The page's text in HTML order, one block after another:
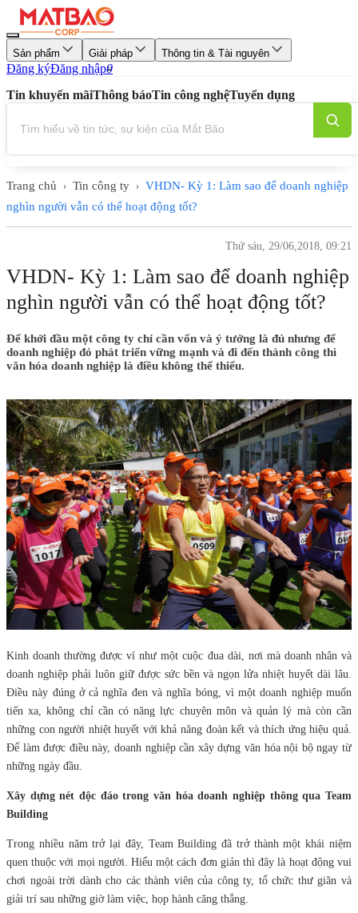
Sản phẩm Giải pháp Thông tin & Tài nguyên
Đăng kýĐăng nhập0
Tin khuyến mãiThông báoTin công nghệTuyển dụng
Trang chủ › Tin công ty › VHDN- Kỳ 1: Làm sao để doanh nghiệp
nghìn người vẫn có thể hoạt động tốt?
Thứ sáu, 29/06,2018, 09:21
VHDN- Kỳ 1: Làm sao để doanh nghiệp
nghìn người vẫn có thể hoạt động tốt?
Để khởi đầu một công ty chỉ cần vốn và ý tưởng là đủ nhưng để
doanh nghiệp đó phát triển vững mạnh và đi đến thành công thì
văn hóa doanh nghiệp là điều không thể thiếu.
Kinh doanh thường được ví như một cuộc đua dài, nơi mà doanh nhân và
doanh nghiệp phải luôn giữ được sức bền và ngọn lửa nhiệt huyết dài lâu.
Điều này đúng ở cả nghĩa đen và nghĩa bóng, vì một doanh nghiệp muốn
tiến xa, không chỉ cần có năng lực chuyên môn và quản lý mà còn cần
những con người nhiệt huyết với khả năng đoàn kết và thích ứng hiệu quả.
Để làm được điều này, doanh nghiệp cần xây dựng văn hóa nội bộ ngay từ
những ngày đầu.
Xây dựng nét độc đáo trong văn hóa doanh nghiệp thông qua Team
Building
Trong nhiều năm trở lại đây, Team Building đã trở thành một khái niệm
quen thuộc với mọi người. Hiểu một cách đơn giản thì đây là hoạt động vui
chơi ngoài trời dành cho các thành viên của công ty, tổ chức thư giãn và
giải trí sau những giờ làm việc, họp hành căng thẳng.